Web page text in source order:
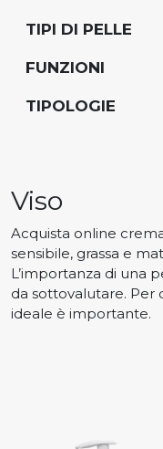
TIPI DI PELLE
FUNZIONI
TIPOLOGIE
Viso
Acquista online
sensibile, grassa e
L’importanza di una
da sottovalutare. Per
ideale è importante.